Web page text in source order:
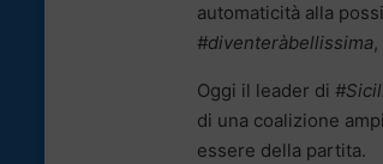
automaticità alla
#diventeràbellissima
Oggi il leader di
di una coalizione
essere della partita.